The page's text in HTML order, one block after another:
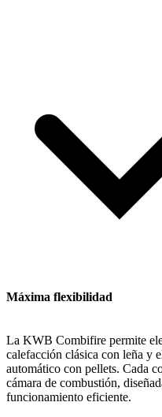
Máxima flexibilidad
La KWB Combifire permite
calefacción clásica con leña y
automático con pellets. Cada
cámara de combustión,
funcionamiento eficiente.